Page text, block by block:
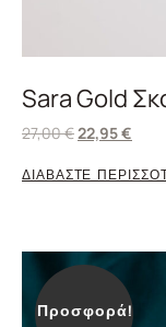
Sara Gold
27,00€22,95€
ΔΙΑΒΑΣΤΕ
Προσφορά!